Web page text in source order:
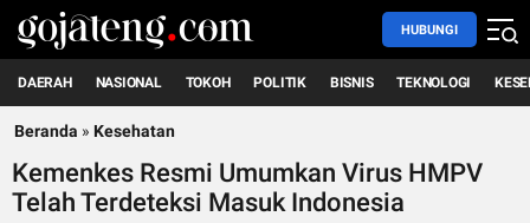
HUBUNGI
DAERAH NASIONAL TOKOH POLITIK BISNIS TEKNOLOGI
Beranda » Kesehatan
Kemenkes Resmi Umumkan Virus HMPV
Telah Terdeteksi Masuk Indonesia